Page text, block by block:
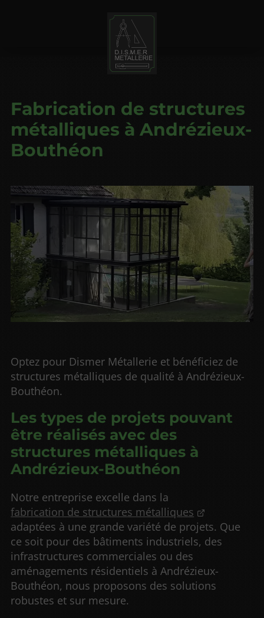
Fabrication de structures
métalliques à Andrézieux-
Bouthéon
Optez pour Dismer Métallerie et bénéficiez de
structures métalliques de qualité à Andrézieux-
Bouthéon.
Les types de projets pouvant
être réalisés avec des
structures métalliques à
Andrézieux-Bouthéon
Notre entreprise excelle dans la
fabrication de structures métalliques
adaptées à une grande variété de projets. Que
ce soit pour des bâtiments industriels, des
infrastructures commerciales ou des
aménagements résidentiels à Andrézieux-
Bouthéon, nous proposons des solutions
robustes et sur mesure.